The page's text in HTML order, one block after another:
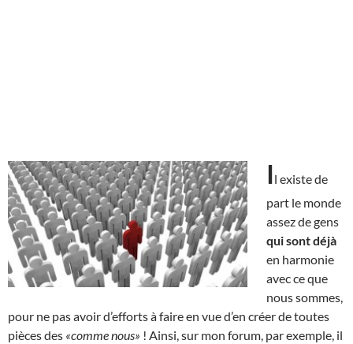
Il existe de
part le monde
assez de gens
qui sont déjà
en harmonie
avec ce que
nous sommes,
pour ne pas avoir d’efforts à faire en vue d’en créer de toutes
pièces des «comme nous» ! Ainsi, sur mon forum, par exemple, il